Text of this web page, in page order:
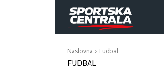
Naslovna Fudbal
FUDBAL